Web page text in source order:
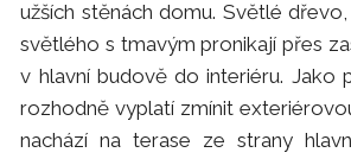
užších stěnách domu. Světlé
světlého s tmavým pronikají přes
v hlavní budově do interiéru. Jako
rozhodně vyplatí zmínit
nachází na terase ze strany